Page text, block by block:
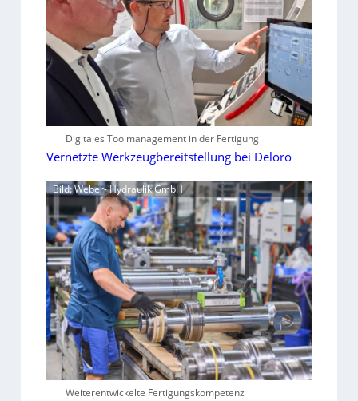
Digitales Toolmanagement in der Fertigung
Vernetzte Werkzeugbereitstellung bei Deloro
Bild: Weber- Hydraulik GmbH
Weiterentwickelte Fertigungskompetenz